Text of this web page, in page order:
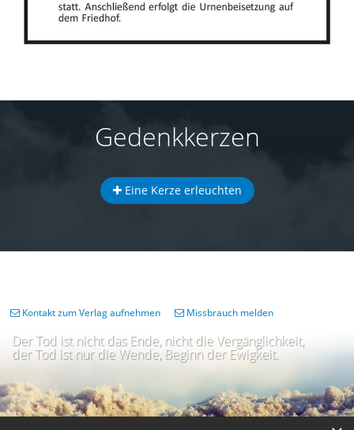
Gedenkkerzen
Eine Kerze erleuchten
Der Tod ist nicht das Ende, nicht die Vergänglichkeit,
der Tod ist nur die Wende, Beginn der Ewigkeit.
Kontakt zum Verlag aufnehmen Missbrauch melden